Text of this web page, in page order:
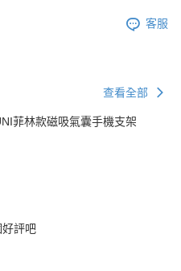
客服
查看全部
菲林款磁吸氣囊手機支架
評吧